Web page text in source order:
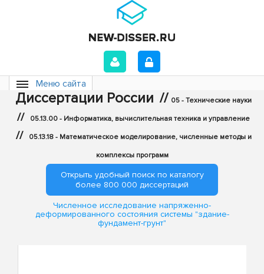
Меню сайта
Диссертации России // 05 - Технические науки
// 05.13.00 - Информатика, вычислительная техника и управление
// 05.13.18 - Математическое моделирование, численные методы и
комплексы программ
Открыть удобный поиск по каталогу
более 800 000 диссертаций
Численное исследование напряженно-
деформированного состояния системы "здание-
фундамент-грунт"